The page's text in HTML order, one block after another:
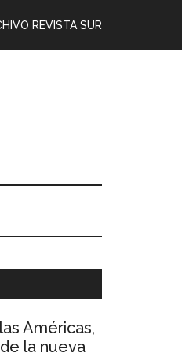
REVISTA SUR
Américas,
la nueva